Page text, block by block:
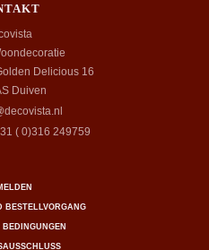
Delicious 16
Duiven
( 0)316 249759
BESTELLVORGANG